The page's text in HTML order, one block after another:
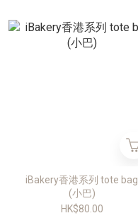
iBakery香港系列 tote bag
(小巴)
HK$80.00